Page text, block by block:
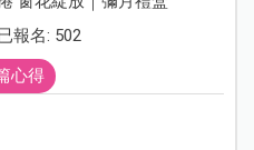
報名: 502
心得